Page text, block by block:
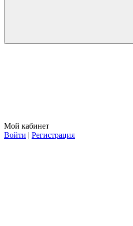
Мой кабинет
Войти | Регистрация